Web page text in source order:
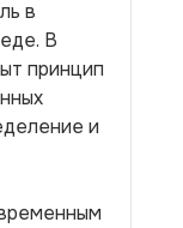
в
В
принцип
и